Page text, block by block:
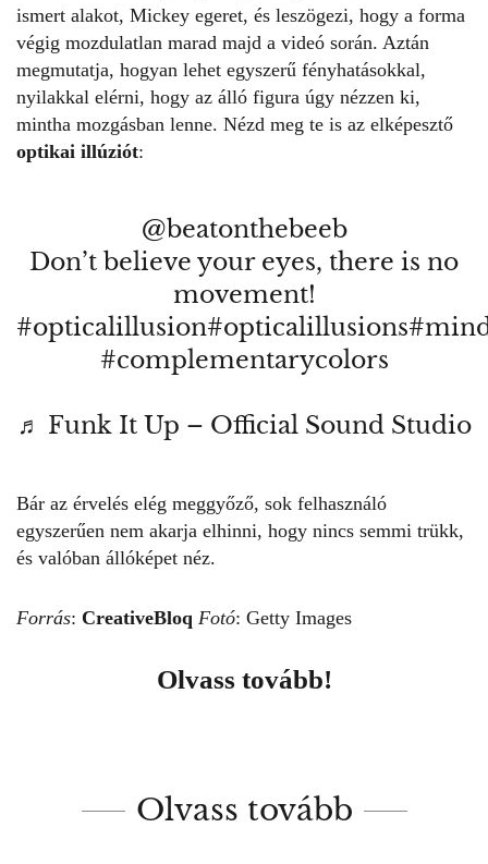
ismert alakot, Mickey egeret, és leszögezi, hogy a forma
végig mozdulatlan marad majd a videó során. Aztán
megmutatja, hogyan lehet egyszerű fényhatásokkal,
nyilakkal elérni, hogy az álló figura úgy nézzen ki,
mintha mozgásban lenne. Nézd meg te is az elképesztő
optikai illúziót:
@beatonthebeeb
Don’t believe your eyes, there is no
movement!
#opticalillusion#opticalillusions
#complementarycolors
♬ Funk It Up – Official Sound Studio
Bár az érvelés elég meggyőző, sok felhasználó
egyszerűen nem akarja elhinni, hogy nincs semmi trükk,
és valóban állóképet néz.
Forrás: CreativeBloq Fotó: Getty Images
Olvass tovább!
Olvass tovább